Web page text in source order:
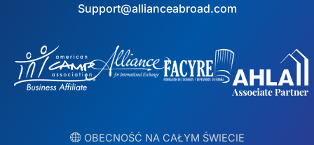
Support@allianceabroad.com
︎ OBECNOŚĆ NA CAŁYM ŚWIECIE